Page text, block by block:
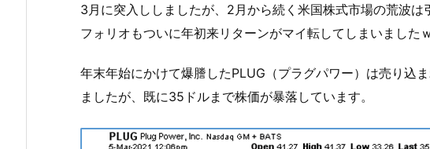
3月に突入ししましたが、2月から続く米国株式市場の荒波は
フォリオもついに年初来リターンがマイ転してしまいましたｗ
年末年始にかけて爆謄したPLUG（プラグパワー）は売り込
ましたが、既に35ドルまで株価が暴落しています。